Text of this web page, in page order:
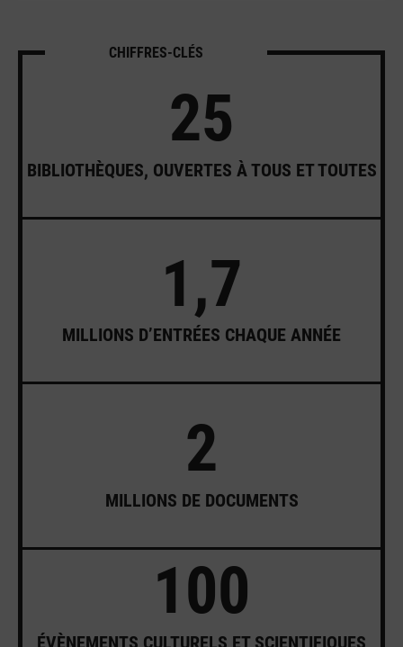
CHIFFRES-CLÉS
25
BIBLIOTHÈQUES, OUVERTES À TOUS ET TOUTES
1,7
MILLIONS D’ENTRÉES CHAQUE ANNÉE
2
MILLIONS DE DOCUMENTS
100
ÉVÈNEMENTS CULTURELS ET SCIENTIFIQUES